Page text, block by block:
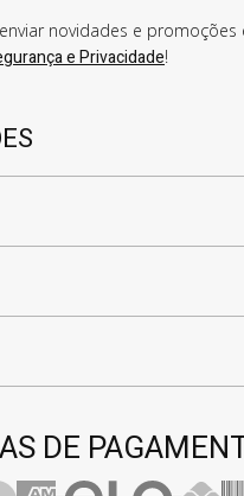
novidades e promoções
e Privacidade!
DE